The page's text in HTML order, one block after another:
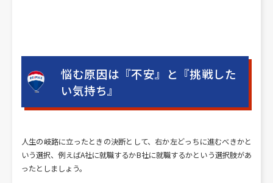
悩む原因は『不安』と『挑戦した
い気持ち』
人生の岐路に立ったときの決断として、右か左どっちに進むべきかと
いう選択、例えばA社に就職するかB社に就職するかという選択肢があ
ったとしましょう。